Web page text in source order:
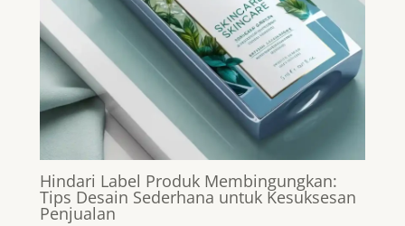
Hindari Label Produk Membingungkan:
Tips Desain Sederhana untuk Kesuksesan
Penjualan